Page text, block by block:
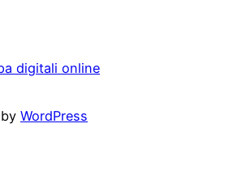
digitali online
WordPress